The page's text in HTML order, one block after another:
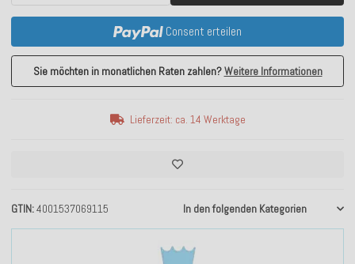
GTIN 4001537069115 In den folgenden Kategorien
Consent erteilen
Sie möchten in monatlichen Raten zahlen?Weitere Informationen
Lieferzeit: ca. 14 Werktage